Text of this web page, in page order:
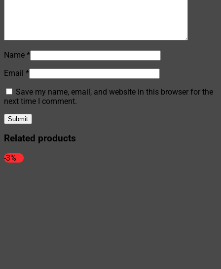
Name *
Email *
Save my name, email, and website in this browser for the
next time I comment.
Related products
-3%